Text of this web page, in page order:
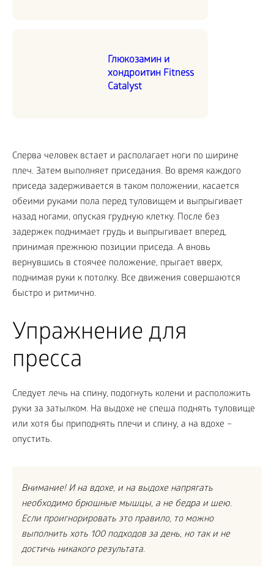
Глюкозамин и
хондроитин Fitness
Catalyst
Сперва человек встает и располагает ноги по ширине
плеч. Затем выполняет приседания. Во время каждого
приседа задерживается в таком положении, касается
обеими руками пола перед туловищем и выпрыгивает
назад ногами, опуская грудную клетку. После без
задержек поднимает грудь и выпрыгивает вперед,
принимая прежнюю позиции приседа. А вновь
вернувшись в стоячее положение, прыгает вверх,
поднимая руки к потолку. Все движения совершаются
быстро и ритмично.
Упражнение для
пресса
Следует лечь на спину, подогнуть колени и расположить
руки за затылком. На выдохе не спеша поднять туловище
или хотя бы приподнять плечи и спину, а на вдохе –
опустить.
Внимание! И на вдохе, и на выдохе напрягать
необходимо брюшные мышцы, а не бедра и шею.
Если проигнорировать это правило, то можно
выполнить хоть 100 подходов за день, но так и не
достичь никакого результата.